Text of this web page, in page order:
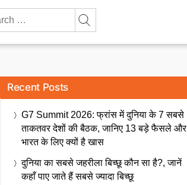
Recent Posts
G7 Summit 2026: फ्रांस में दुनिया के 7 सबसे
ताकतवर देशों की बैठक, जानिए 13 बड़े फैसले और
भारत के लिए क्यों है खास
दुनिया का सबसे जहरीला बिच्छू कौन सा है?, जानें
कहाँ पाए जाते हैं सबसे ज्यादा बिच्छू